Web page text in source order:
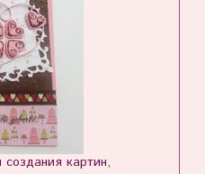
картин,